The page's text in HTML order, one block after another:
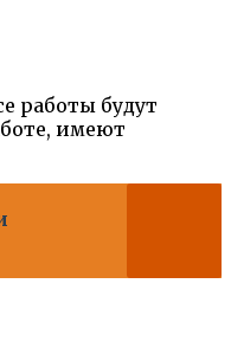
работы будут
имеют